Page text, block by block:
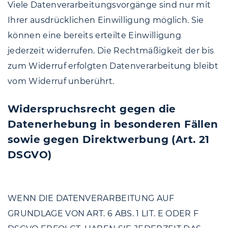
Viele Datenverarbeitungsvorgänge sind nur mit
Ihrer ausdrücklichen Einwilligung möglich. Sie
können eine bereits erteilte Einwilligung
jederzeit widerrufen. Die Rechtmäßigkeit der bis
zum Widerruf erfolgten Datenverarbeitung bleibt
vom Widerruf unberührt.
Widerspruchsrecht gegen die
Datenerhebung in besonderen Fällen
sowie gegen Direktwerbung (Art. 21
DSGVO)
WENN DIE DATENVERARBEITUNG AUF
GRUNDLAGE VON ART. 6 ABS. 1 LIT. E ODER F